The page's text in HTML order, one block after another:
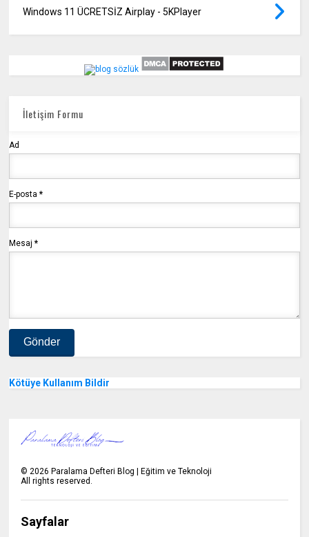
Windows 11 ÜCRETSİZ Airplay - 5KPlayer
İletişim Formu
Ad
E-posta*
Mesaj*
Kötüye Kullanım Bildir
© 2026 Paralama Defteri Blog | Eğitim ve Teknoloji
All rights reserved.
Sayfalar